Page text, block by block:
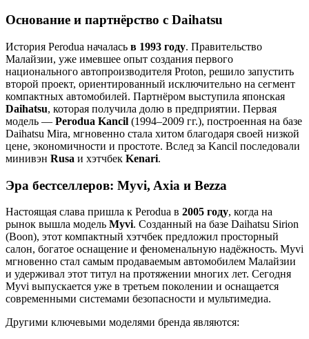
Основание и партнёрство с Daihatsu
История Perodua началась в 1993 году. Правительство
Малайзии, уже имевшее опыт создания первого
национального автопроизводителя Proton, решило запустить
второй проект, ориентированный исключительно на сегмент
компактных автомобилей. Партнёром выступила японская
Daihatsu, которая получила долю в предприятии. Первая
модель — Perodua Kancil (1994–2009 гг.), построенная на базе
Daihatsu Mira, мгновенно стала хитом благодаря своей низкой
цене, экономичности и простоте. Вслед за Kancil последовали
минивэн Rusa и хэтчбек Kenari.
Эра бестселлеров: Myvi, Axia и Bezza
Настоящая слава пришла к Perodua в 2005 году, когда на
рынок вышла модель Myvi. Созданный на базе Daihatsu Sirion
(Boon), этот компактный хэтчбек предложил просторный
салон, богатое оснащение и феноменальную надёжность. Myvi
мгновенно стал самым продаваемым автомобилем Малайзии
и удерживал этот титул на протяжении многих лет. Сегодня
Myvi выпускается уже в третьем поколении и оснащается
современными системами безопасности и мультимедиа.
Другими ключевыми моделями бренда являются: